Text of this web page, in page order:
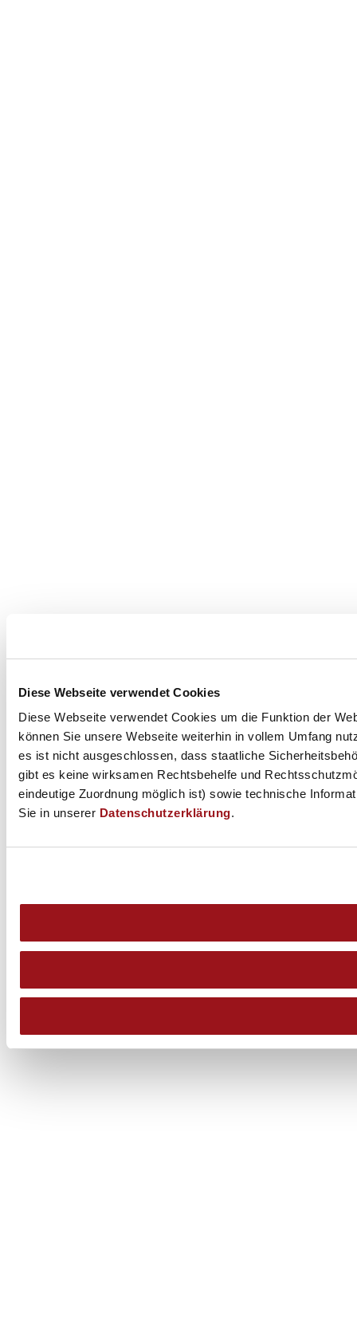
Diese Webseite verwendet Cookies
Diese Webseite verwendet Cookies um die Funktion der
können Sie unsere Webseite weiterhin in vollem Umfang
es ist nicht ausgeschlossen, dass staatliche
gibt es keine wirksamen Rechtsbehelfe und
eindeutige Zuordnung möglich ist) sowie technische
Sie in unserer Datenschutzerklärung.